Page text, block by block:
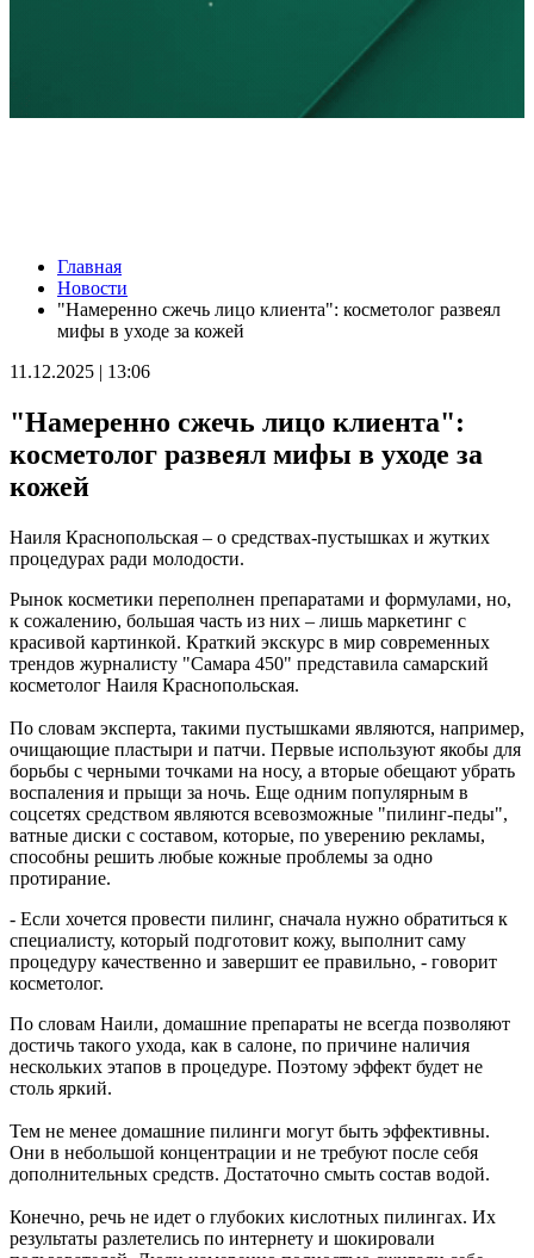
Украли мошенники: пенсионеру из Тольятти вернули 60
тысяч рублей
05.08.2026 | 22:33
Повторно сел за руль пьяным: житель Самарской области
05.08.2026 | 22:30
отопительному сезону
05.08.2026 | 22:26
"Самарский движ": подборка мероприятий на 6 августа
05.08.2026 | 22:20
онколога и дерматолога
05.08.2026 | 20:06
Самарские спортсмены завоевали медали первенства России
по гребле на байдарках и каноэ
05.08.2026 | 20:02
В Тольятти стартуют бесплатные курсы кройки и шитья
05.08.2026 | 19:11
Канатную дорогу строят в Поволжье
05.08.2026 | 18:55
Гендиректор "Акрона" Константин Клюшев: "Нам есть над
чем работать"
05.08.2026 | 18:39
Предприниматель из Сызрани создает гитары под
собственным брендом
05.08.2026 | 18:22
Владимир Путин утвердил основы государственной политики
РФ в сфере кадетского образования
05.08.2026 | 18:15
Электричку из Самары в Уфу временно отменят в августе
05.08.2026 | 18:08
Под Сызранью 5 августа легковушка вылетела с трассы в
кювет и перевернулась
Сотрудника вуза будут судить за превышение полномочий при
выполнении госзадания
05.08.2026 | 17:50
Жители Жигулевска очистили от мусора пляж в селе Зольное
В Кинельском районе возводят новый фельдшерско-
акушерский пункт
05.08.2026 | 16:49
открыть свое дело в строительной отрасли
05.08.2026 | 16:42
Главная
Новости
"Намеренно сжечь лицо клиента": косметолог развеял
мифы в уходе за кожей
11.12.2025 | 13:06
"Намеренно сжечь лицо клиента":
косметолог развеял мифы в уходе за
кожей
Наиля Краснопольская – о средствах-пустышках и жутких
процедурах ради молодости.
Рынок косметики переполнен препаратами и формулами, но,
к сожалению, большая часть из них – лишь маркетинг с
красивой картинкой. Краткий экскурс в мир современных
трендов журналисту "Самара 450" представила самарский
косметолог Наиля Краснопольская.
По словам эксперта, такими пустышками являются, например,
очищающие пластыри и патчи. Первые используют якобы для
борьбы с черными точками на носу, а вторые обещают убрать
воспаления и прыщи за ночь. Еще одним популярным в
соцсетях средством являются всевозможные "пилинг-педы",
ватные диски с составом, которые, по уверению рекламы,
способны решить любые кожные проблемы за одно
протирание.
- Если хочется провести пилинг, сначала нужно обратиться к
специалисту, который подготовит кожу, выполнит саму
процедуру качественно и завершит ее правильно, - говорит
косметолог.
По словам Наили, домашние препараты не всегда позволяют
достичь такого ухода, как в салоне, по причине наличия
нескольких этапов в процедуре. Поэтому эффект будет не
столь яркий.
Тем не менее домашние пилинги могут быть эффективны.
Они в небольшой концентрации и не требуют после себя
дополнительных средств. Достаточно смыть состав водой.
Конечно, речь не идет о глубоких кислотных пилингах. Их
результаты разлетелись по интернету и шокировали